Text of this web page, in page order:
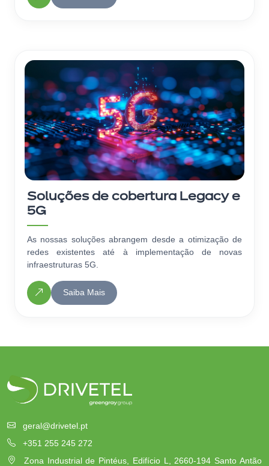
Soluções de cobertura Legacy e
5G
As nossas soluções abrangem desde a otimização de
redes existentes até à implementação de novas
infraestruturas 5G.
Saiba Mais
geral@drivetel.pt
+351 255 245 272
Zona Industrial de Pintéus, Edifício L, 2660-194 Santo Antão